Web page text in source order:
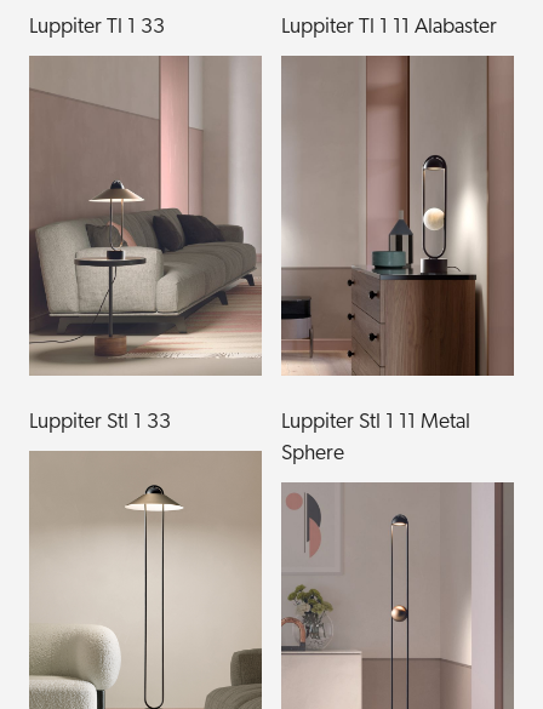
Luppiter Tl 1 33 Luppiter Tl 1 11 Alabaster
Luppiter Stl 1 33
Luppiter Stl 1 11 Metal
Sphere